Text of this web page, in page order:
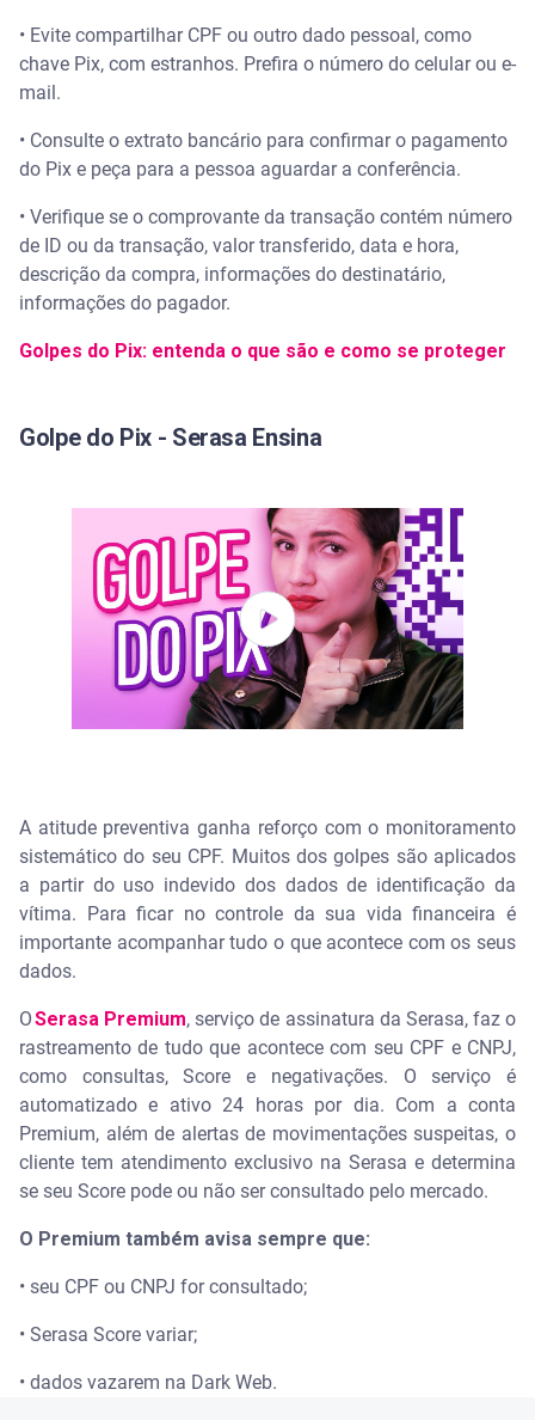
• Evite compartilhar CPF ou outro dado pessoal, como
chave Pix, com estranhos. Prefira o número do celular ou e-
mail.
• Consulte o extrato bancário para confirmar o pagamento
do Pix e peça para a pessoa aguardar a conferência.
• Verifique se o comprovante da transação contém número
de ID ou da transação, valor transferido, data e hora,
descrição da compra, informações do destinatário,
informações do pagador.
Golpes do Pix: entenda o que são e como se proteger
Golpe do Pix - Serasa Ensina
A atitude preventiva ganha reforço com o monitoramento
sistemático do seu CPF. Muitos dos golpes são aplicados
a partir do uso indevido dos dados de identificação da
vítima. Para ficar no controle da sua vida financeira é
importante acompanhar tudo o que acontece com os seus
dados.
OSerasa Premium, serviço de assinatura da Serasa, faz o
rastreamento de tudo que acontece com seu CPF e CNPJ,
como consultas, Score e negativações. O serviço é
automatizado e ativo 24 horas por dia. Com a conta
Premium, além de alertas de movimentações suspeitas, o
cliente tem atendimento exclusivo na Serasa e determina
se seu Score pode ou não ser consultado pelo mercado.
O Premium também avisa sempre que:
• seu CPF ou CNPJ for consultado;
• Serasa Score variar;
• dados vazarem na Dark Web.